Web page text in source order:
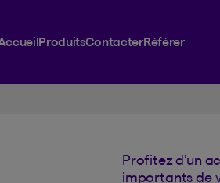
ProduitsContacterRéférer
Profitez d’un
importants de